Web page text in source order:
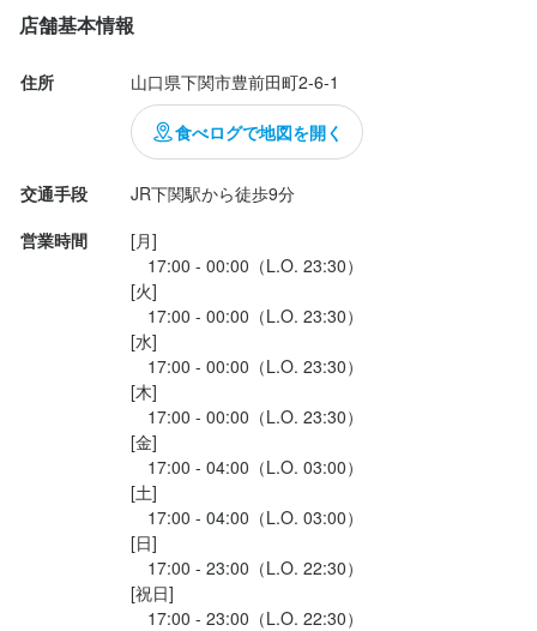
店舗基本情報
住所 山口県下関市豊前田町2-6-1
食べログで地図を開く
交通手段
営業時間
[月]
17:00 - 00:00（L.O. 23:30）
[火]
17:00 - 00:00（L.O. 23:30）
[水]
17:00 - 00:00（L.O. 23:30）
[木]
17:00 - 00:00（L.O. 23:30）
[金]
17:00 - 04:00（L.O. 03:00）
[土]
17:00 - 04:00（L.O. 03:00）
[日]
17:00 - 23:00（L.O. 22:30）
[祝日]
17:00 - 23:00（L.O. 22:30）
選考の流れ
応募＞面接日時設定＞面接＞採用（即日～２日）
お店の採用担当者からのメッセージ
お気軽にお問合せください。
炭火焼肉ホルモン横丁 下関店
山口県下関市豊前田町2-6-1
株式会社朝日食品
最終更新日2026/03/01